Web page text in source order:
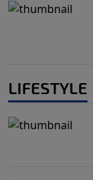
LIFESTYLE